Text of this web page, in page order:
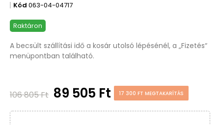
Kód 063-04-04717
Raktáron
A becsült szállítási idő a kosár utolsó lépésénél, a „Fizetés“
menüpontban található.
106 805 Ft 89 505 Ft 17 300 FT MEGTAKARÍTÁS